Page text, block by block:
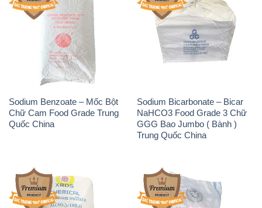
Sodium Benzoate – Mốc Bột
Chữ Cam Food Grade Trung
Quốc China
Sodium Bicarbonate – Bicar
NaHCO3 Food Grade 3 Chữ
GGG Bao Jumbo ( Bành )
Trung Quốc China